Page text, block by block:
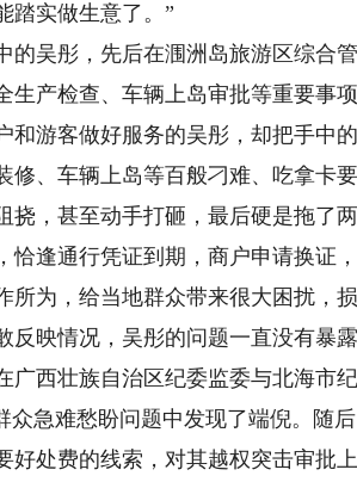
踏实做生意了。”
吴彤，先后在涠洲岛旅游区综合
生产检查、车辆上岛审批等重要事项
游客做好服务的吴彤，却把手中
修、车辆上岛等百般刁难、吃拿卡
挠，甚至动手打砸，最后硬是拖了
恰逢通行凭证到期，商户申请换证
为，给当地群众带来很大困扰，
反映情况，吴彤的问题一直没有暴露
西壮族自治区纪委监委与北海市
众急难愁盼问题中发现了端倪。随
好处费的线索，对其越权突击审批